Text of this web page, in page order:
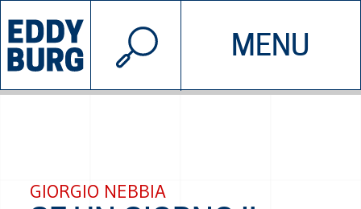
MENU
INIZIATIVE CHI SIAMO
© 2026 EDDYBURG
GIORGIO NEBBIA